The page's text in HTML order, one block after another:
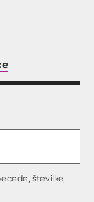
številke,